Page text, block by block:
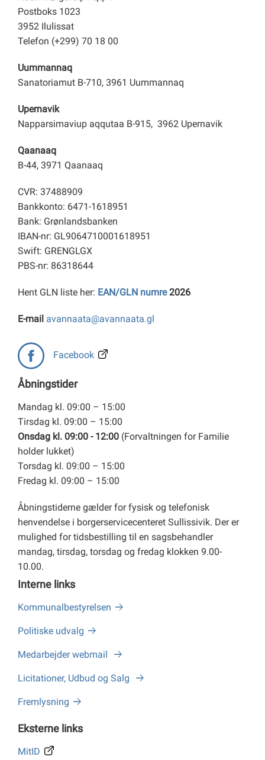
Postboks 1023
3952 Ilulissat
Telefon (+299) 70 18 00
Uummannaq
Sanatoriamut B-710, 3961 Uummannaq
Upernavik
Napparsimaviup aqqutaa B-915, 3962 Upernavik
Qaanaaq
B-44, 3971 Qaanaaq
CVR: 37488909
Bankkonto: 6471-1618951
Bank: Grønlandsbanken
IBAN-nr: GL9064710001618951
Swift: GRENGLGX
PBS-nr: 86318644
Hent GLN liste her: EAN/GLN numre2026
E-mail avannaata@avannaata.gl
Facebook
Åbningstider
Mandag kl. 09:00 – 15:00
Tirsdag kl. 09:00 – 15:00
Onsdag kl. 09:00 - 12:00 (Forvaltningen for Familie
holder lukket)
Torsdag kl. 09:00 – 15:00
Fredag kl. 09:00 – 15:00
Åbningstiderne gælder for fysisk og telefonisk
henvendelse i borgerservicecenteret Sullissivik. Der er
mulighed for tidsbestilling til en sagsbehandler
mandag, tirsdag, torsdag og fredag klokken 9.00-
10.00.
Interne links
Kommunalbestyrelsen
Politiske udvalg
Medarbejder webmail
Licitationer, Udbud og Salg
Fremlysning
Eksterne links
MitID